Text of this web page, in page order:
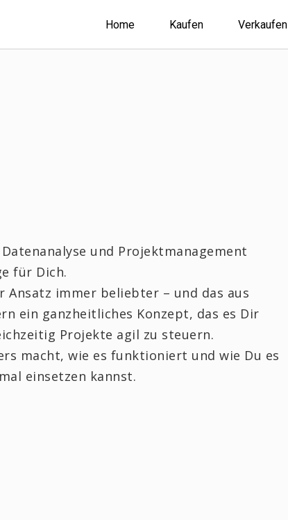
Home Kaufen Verkaufen
und Projektmanagement
für Dich.
immer beliebter – und das aus
ein ganzheitliches Konzept, das es Dir
Projekte agil zu steuern.
macht, wie es funktioniert und wie Du es
einsetzen kannst.